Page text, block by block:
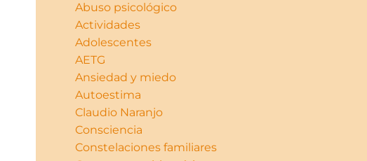
Abuso psicológico
Actividades
Adolescentes
AETG
Ansiedad y miedo
Autoestima
Claudio Naranjo
Consciencia
Constelaciones familiares